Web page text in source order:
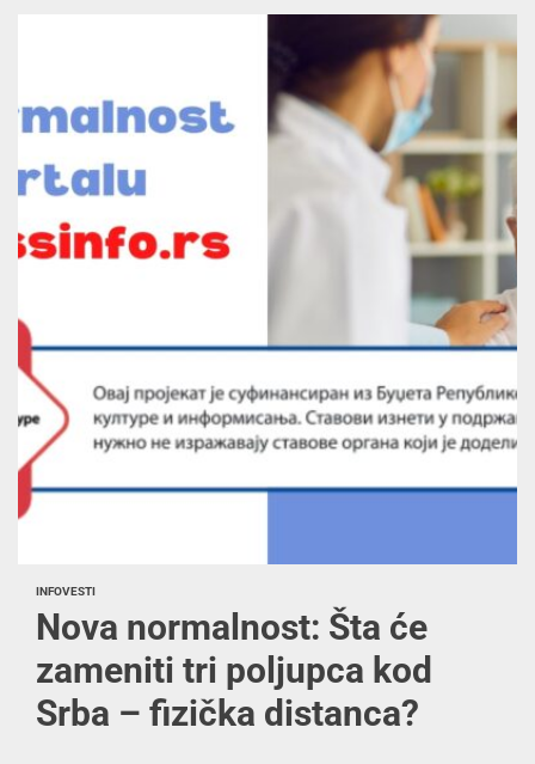
INFOVESTI
Nova normalnost: Šta će
zameniti tri poljupca kod
Srba – fizička distanca?